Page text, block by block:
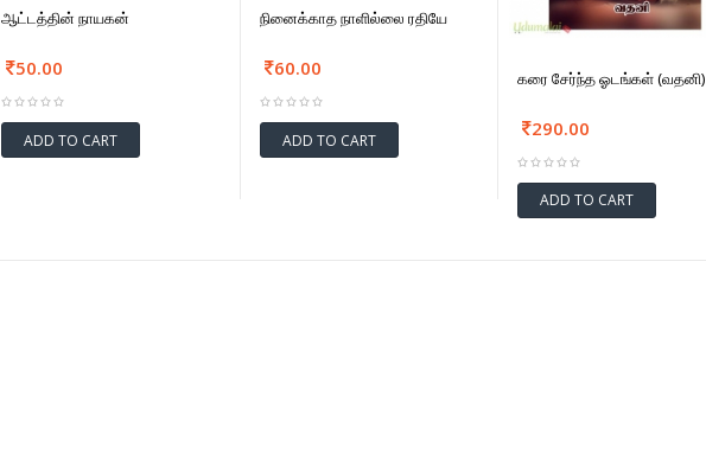
ஆட்டத்தின் நாயகன்
50.00
ADD TO CART
நினைக்காத நாளில்லை ரதியே
60.00
ADD TO CART
கரை சேர்ந்த ஓடங்கள் (வதனி)
290.00
ADD TO CART